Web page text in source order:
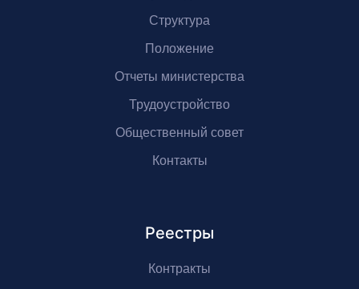
Структура
Положение
Отчеты министерства
Трудоустройство
Общественный совет
Контакты
Реестры
Контракты